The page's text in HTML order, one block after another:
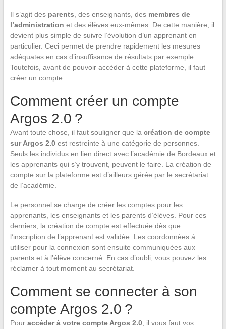
Il s’agit des parents, des enseignants, des membres de
l’administration et des élèves eux-mêmes. De cette manière, il
devient plus simple de suivre l’évolution d’un apprenant en
particulier. Ceci permet de prendre rapidement les mesures
adéquates en cas d’insuffisance de résultats par exemple.
Toutefois, avant de pouvoir accéder à cette plateforme, il faut
créer un compte.
Comment créer un compte
Argos 2.0 ?
Avant toute chose, il faut souligner que la création de compte
sur Argos 2.0est restreinte à une catégorie de personnes.
Seuls les individus en lien direct avec l’académie de Bordeaux et
les apprenants qui s’y trouvent, peuvent le faire. La création de
compte sur la plateforme est d’ailleurs gérée par le secrétariat
de l’académie.
Le personnel se charge de créer les comptes pour les
apprenants, les enseignants et les parents d’élèves. Pour ces
derniers, la création de compte est effectuée dès que
l’inscription de l’apprenant est validée. Les coordonnées à
utiliser pour la connexion sont ensuite communiquées aux
parents et à l’élève concerné. En cas d’oubli, vous pouvez les
réclamer à tout moment au secrétariat.
Comment se connecter à son
compte Argos 2.0 ?
Pour accéder à votre compte Argos 2.0, il vous faut vos